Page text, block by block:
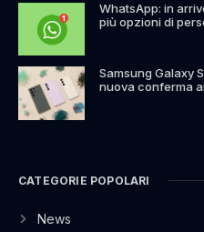
WhatsApp: in
più opzioni di
Samsung Galaxy
nuova conferma
CATEGORIE POPOLARI
News